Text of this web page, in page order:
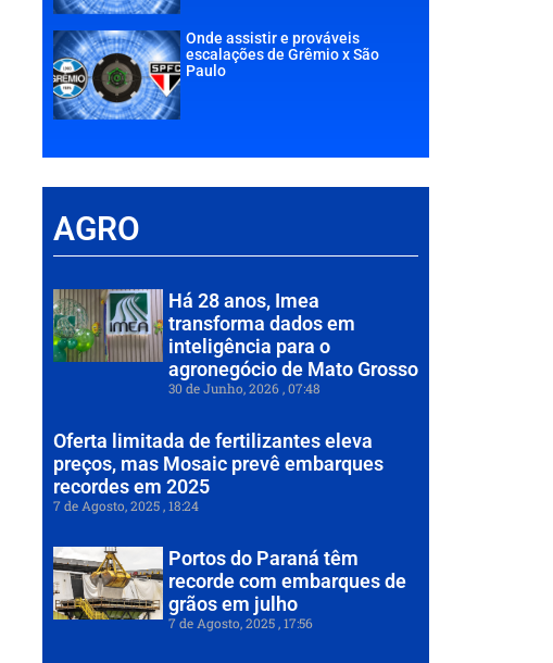
Onde assistir e prováveis
escalações de Grêmio x São
Paulo
AGRO
Há 28 anos, Imea
transforma dados em
inteligência para o
agronegócio de Mato Grosso
30 de Junho, 2026 07:48
Oferta limitada de fertilizantes eleva
preços, mas Mosaic prevê embarques
recordes em 2025
7 de Agosto, 2025 18:24
Portos do Paraná têm
recorde com embarques de
grãos em julho
7 de Agosto, 2025 17:56